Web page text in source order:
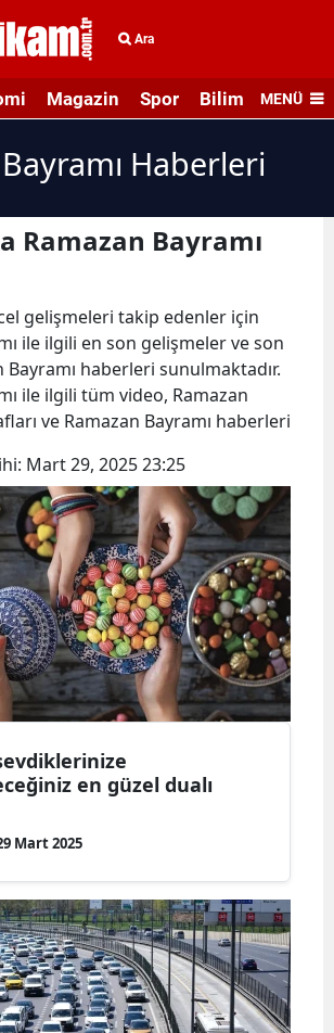
Ara
Magazin Spor Bilim veMENÜ
Haberleri
Ramazan Bayramı
gelişmeleri takip edenler için
ile ilgili en son gelişmeler ve son
Bayramı haberleri sunulmaktadır.
ile ilgili tüm video, Ramazan
ve Ramazan Bayramı haberleri
Mart 29, 2025 23:25
en güzel dualı
Mart 2025